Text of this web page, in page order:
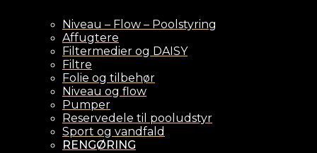
Niveau – Flow – Poolstyring
Affugtere
Filtermedier og DAISY
Filtre
Folie og tilbehør
Niveau og flow
Pumper
Reservedele til pooludstyr
Sport og vandfald
RENGØRING